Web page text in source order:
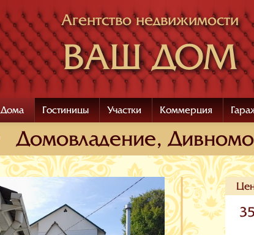
Агентство недвижимости
ВАШ ДОМ
Дома Гостиницы Участки Коммерция
Домовладение,